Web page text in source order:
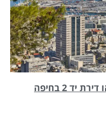
רכישת דירה בפרויקט חדש או דירת יד 2 בחיפה